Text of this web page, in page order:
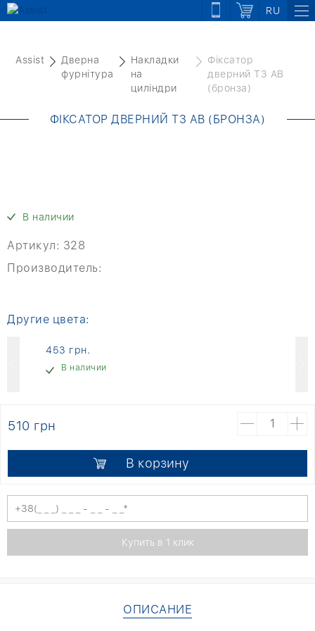
RU
Assist
Дверна
фурнітура
Накладки
на
циліндри
Фіксатор
дверний T3 AB
(бронза)
ФІКСАТОР ДВЕРНИЙ T3 AB (БРОНЗА)
В наличии
Артикул: 328
Производитель:
Другие цвета:
453 грн.
В наличии
510 грн
В корзину
ОПИСАНИЕ